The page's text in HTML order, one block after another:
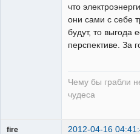
что
они сами с себе
будут, то выгода
перспективе. За
Чему бы грабли
чудеса
fire 2012-04-16